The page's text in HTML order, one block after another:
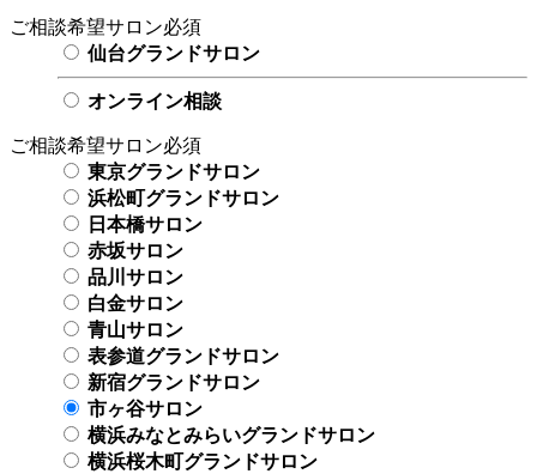
ご相談希望サロン必須
仙台グランドサロン
オンライン相談
ご相談希望サロン必須
東京グランドサロン
浜松町グランドサロン
日本橋サロン
赤坂サロン
品川サロン
白金サロン
青山サロン
表参道グランドサロン
新宿グランドサロン
市ヶ谷サロン
横浜みなとみらいグランドサロン
横浜桜木町グランドサロン